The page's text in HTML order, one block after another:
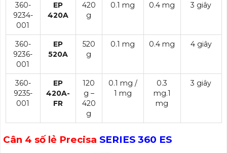
360-
9234-
001
EP
420A
420
g
0.1 mg 0.4 mg 3 giây
360-
9236-
001
EP
520A
520
g
0.1 mg 0.4 mg 4 giây
360-
9235-
001
EP
420A-
FR
120
g –
420
g
0.1 mg /
1 mg
0.3
mg.1
mg
3 giây
Cân 4 số lẻ Precisa SERIES 360 ES